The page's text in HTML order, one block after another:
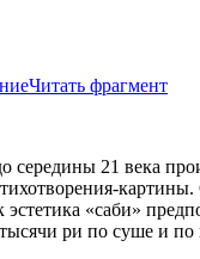
Читать фрагмент
середины 21 века
эстетика «саби»
тысячи ри по суше и